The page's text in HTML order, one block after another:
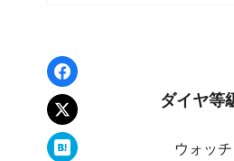
Facebookでシェア
xでポスト
はてなブックマーク
ダイヤ等
ウォッチ